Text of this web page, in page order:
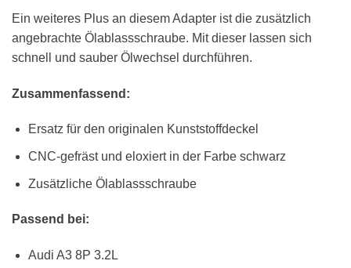
Ein weiteres Plus an diesem Adapter ist die zusätzlich
angebrachte Ölablassschraube. Mit dieser lassen sich
schnell und sauber Ölwechsel durchführen.
Zusammenfassend:
Ersatz für den originalen Kunststoffdeckel
CNC-gefräst und eloxiert in der Farbe schwarz
Zusätzliche Ölablassschraube
Passend bei:
Audi A3 8P 3.2L